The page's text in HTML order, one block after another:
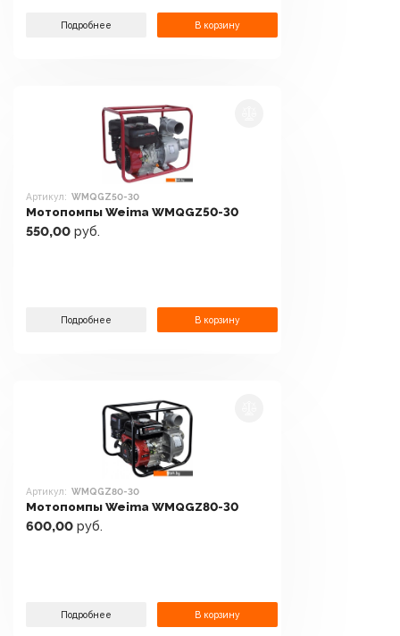
Подробнее В корзину
Артикул: WMQGZ50-30
Мотопомпы Weima WMQGZ50-30
550,00 руб.
Подробнее В корзину
Артикул: WMQGZ80-30
Мотопомпы Weima WMQGZ80-30
600,00 руб.
Подробнее В корзину